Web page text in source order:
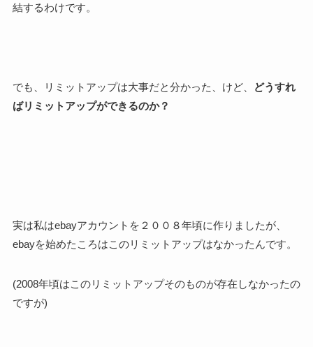
結するわけです。
でも、リミットアップは大事だと分かった、けど、
どうすれ
ばリミットアップができるのか？
実は私はebayアカウントを２００８年頃に作りましたが、
ebayを始めたころはこのリミットアップはなかったんです。
(2008年頃はこのリミットアップそのものが存在しなかったの
ですが)